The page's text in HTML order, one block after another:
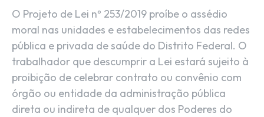
O Projeto de Lei nº 253/2019 proíbe o assédio
moral nas unidades e estabelecimentos das redes
pública e privada de saúde do Distrito Federal. O
trabalhador que descumprir a Lei estará sujeito à
proibição de celebrar contrato ou convênio com
órgão ou entidade da administração pública
direta ou indireta de qualquer dos Poderes do